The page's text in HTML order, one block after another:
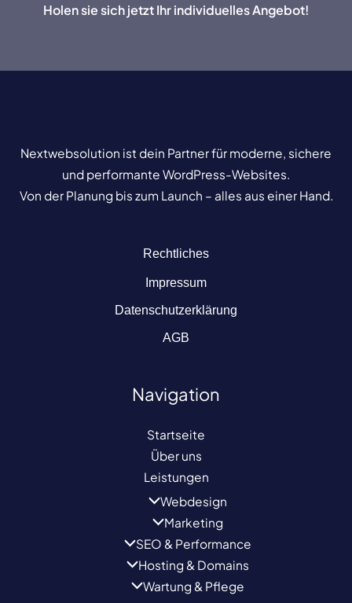
Holen sie sich jetzt Ihr individuelles Angebot!
Nextwebsolution ist dein Partner für moderne, sichere
und performante WordPress-Websites.
Von der Planung bis zum Launch – alles aus einer Hand.
Rechtliches
Impressum
Datenschutzerklärung
AGB
Navigation
Startseite
Über uns
Leistungen
Webdesign
Marketing
SEO & Performance
Hosting & Domains
Wartung & Pflege